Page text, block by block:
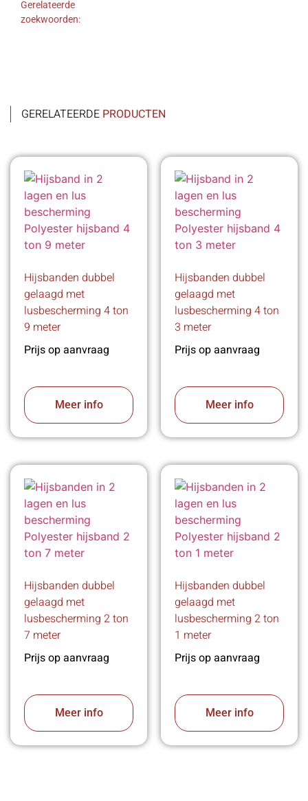
Gerelateerde
zoekwoorden:
GERELATEERDE PRODUCTEN
Hijsbanden dubbel
gelaagd met
lusbescherming 4 ton
9 meter
Prijs op aanvraag
Meer info
Hijsbanden dubbel
gelaagd met
lusbescherming 4 ton
3 meter
Prijs op aanvraag
Meer info
Hijsbanden dubbel
gelaagd met
lusbescherming 2 ton
7 meter
Prijs op aanvraag
Meer info
Hijsbanden dubbel
gelaagd met
lusbescherming 2 ton
1 meter
Prijs op aanvraag
Meer info